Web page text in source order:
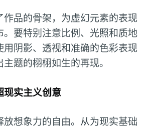
作品的骨架，为虚幻元素的表现
。要特别注意比例、光照和质地
用阴影、透视和准确的色彩表现
题的栩栩如生的再现。
现实主义创意
放想象力的自由。从为现实基础